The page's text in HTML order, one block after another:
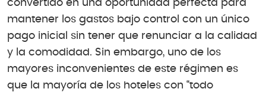
convertido en una oportunidad perfecta para
mantener los gastos bajo control con un único
pago inicial sin tener que renunciar a la calidad
y la comodidad. Sin embargo, uno de los
mayores inconvenientes de este régimen es
que la mayoría de los hoteles con “todo